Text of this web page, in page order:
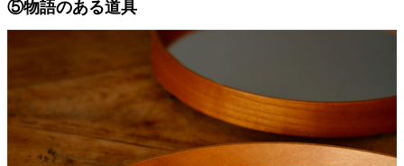
⑤物語のある道具